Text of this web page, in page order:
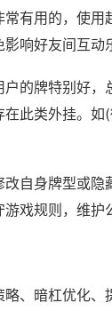
有用的，使用
响好友间互动
的牌特别好，
此类外挂。如
自身牌型或隐
戏规则，维护
、暗杠优化、